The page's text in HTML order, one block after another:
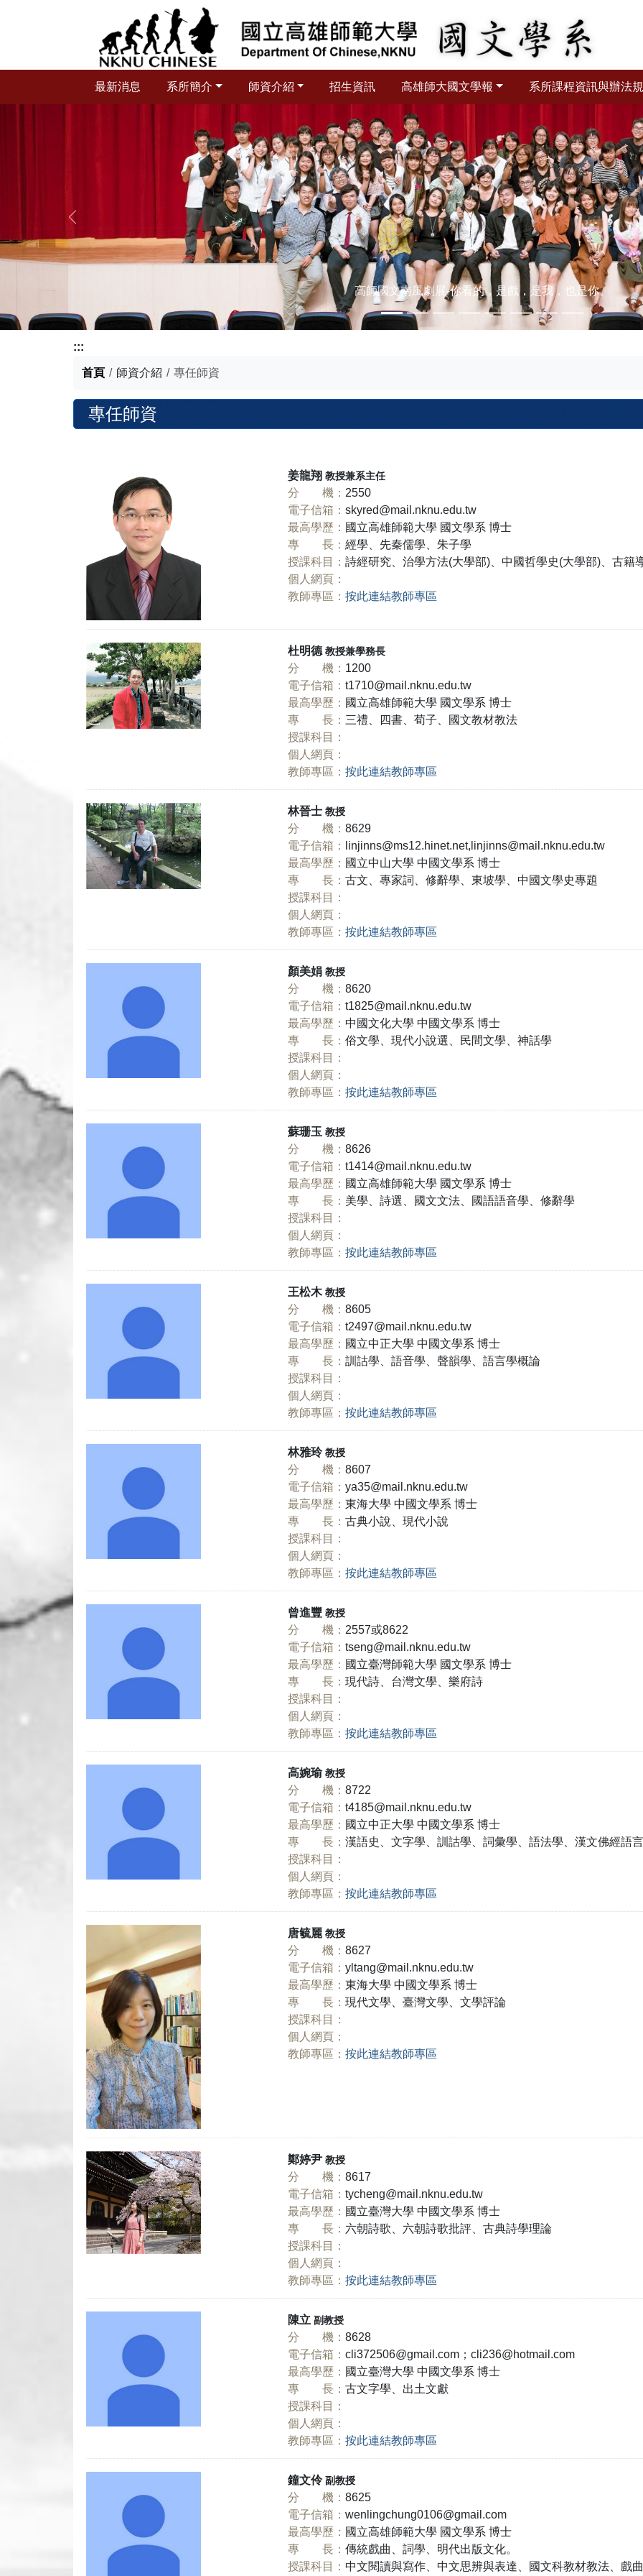
最新消息 系所簡介 師資介紹 招生資訊 高雄師大國文學報 系所課程資訊與辦法
迎新宿營-高師國文x中山機電在小墾丁渡假村
上一張
:::
首頁 師資介紹 專任師資
專任師資
姜龍翔 教授兼系主任
分 機： 2550
電子信箱： skyred@mail.nknu.edu.tw
最高學歷： 國立高雄師範大學 國文學系 博士
專 長： 經學、先秦儒學、朱子學
授課科目： 詩經研究、治學方法(大學部)、中國哲學史(大學部)、古籍
個人網頁：
教師專區： 按此連結教師專區
杜明德 教授兼學務長
分 機： 1200
電子信箱： t1710@mail.nknu.edu.tw
最高學歷： 國立高雄師範大學 國文學系 博士
專 長： 三禮、四書、荀子、國文教材教法
授課科目：
個人網頁：
教師專區： 按此連結教師專區
林晉士 教授
分 機： 8629
電子信箱：
linjinns@ms12.hinet.net,linjinns@mail.nknu.edu.tw
最高學歷： 國立中山大學 中國文學系 博士
專 長： 古文、專家詞、修辭學、東坡學、中國文學史專題
授課科目：
個人網頁：
教師專區： 按此連結教師專區
顏美娟 教授
分 機： 8620
電子信箱： t1825@mail.nknu.edu.tw
最高學歷： 中國文化大學 中國文學系 博士
專 長： 俗文學、現代小說選、民間文學、神話學
授課科目：
個人網頁：
教師專區： 按此連結教師專區
蘇珊玉 教授
分 機： 8626
電子信箱： t1414@mail.nknu.edu.tw
最高學歷： 國立高雄師範大學 國文學系 博士
專 長： 美學、詩選、國文文法、國語語音學、修辭學
授課科目：
個人網頁：
教師專區： 按此連結教師專區
王松木 教授
分 機： 8605
電子信箱： t2497@mail.nknu.edu.tw
最高學歷： 國立中正大學 中國文學系 博士
專 長： 訓詁學、語音學、聲韻學、語言學概論
授課科目：
個人網頁：
教師專區： 按此連結教師專區
林雅玲 教授
分 機： 8607
電子信箱： ya35@mail.nknu.edu.tw
最高學歷： 東海大學 中國文學系 博士
專 長： 古典小說、現代小說
授課科目：
個人網頁：
教師專區： 按此連結教師專區
曾進豐 教授
分 機： 2557或8622
電子信箱： tseng@mail.nknu.edu.tw
最高學歷： 國立臺灣師範大學 國文學系 博士
專 長： 現代詩、台灣文學、樂府詩
授課科目：
個人網頁：
教師專區： 按此連結教師專區
高婉瑜 教授
分 機： 8722
電子信箱： t4185@mail.nknu.edu.tw
最高學歷： 國立中正大學 中國文學系 博士
專 長： 漢語史、文字學、訓詁學、詞彙學、語法學、漢文佛經語言
授課科目：
個人網頁：
教師專區： 按此連結教師專區
唐毓麗 教授
分 機： 8627
電子信箱： yltang@mail.nknu.edu.tw
最高學歷： 東海大學 中國文學系 博士
專 長： 現代文學、臺灣文學、文學評論
授課科目：
個人網頁：
教師專區： 按此連結教師專區
鄭婷尹 教授
分 機： 8617
電子信箱： tycheng@mail.nknu.edu.tw
最高學歷： 國立臺灣大學 中國文學系 博士
專 長： 六朝詩歌、六朝詩歌批評、古典詩學理論
授課科目：
個人網頁：
教師專區： 按此連結教師專區
陳立 副教授
分 機： 8628
電子信箱： cli372506@gmail.com；cli236@hotmail.com
最高學歷： 國立臺灣大學 中國文學系 博士
專 長： 古文字學、出土文獻
授課科目：
個人網頁：
教師專區： 按此連結教師專區
鐘文伶 副教授
分 機： 8625
電子信箱： wenlingchung0106@gmail.com
最高學歷： 國立高雄師範大學 國文學系 博士
專 長： 傳統戲曲、詞學、明代出版文化。
授課科目： 中文閱讀與寫作、中文思辨與表達、國文科教材教法、戲